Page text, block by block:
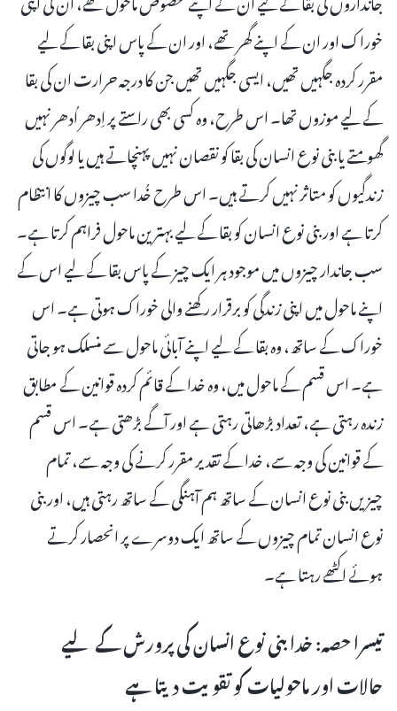
خوراک اور ان کے اپنے گھر تھے، اور ان کے پاس اپنی بقا کے لیے
مقرر کردہ جگہیں تھیں، ایسی جگہیں تھیں جن کا درجہ حرارت ان کی بقا
کے لیے موزوں تھا۔ اس طرح، وہ کسی بھی راستے پر اِدھر اُدھر نہیں
گھومتے یا بنی نوع انسان کی بقا کو نقصان نہیں پہنچاتے ہیں یا لوگوں کی
زندگیوں کو متاثر نہیں کرتے ہیں۔ اس طرح خُدا سب چیزوں کا انتظام
کرتا ہے اور بنی نوع انسان کو بقا کے لیے بہترین ماحول فراہم کرتا ہے۔
سب جاندار چیزوں میں موجود ہر ایک چیز کے پاس بقا کے لیے اس کے
اپنے ماحول میں اپنی زندگی کو برقرار رکھنے والی خوراک ہوتی ہے۔ اس
خوراک کے ساتھ، وہ بقا کے لیے اپنے آبائی ماحول سے منسلک ہو جاتی
ہے۔ اس قسم کے ماحول میں، وہ خدا کے قائم کردہ قوانین کے مطابق
زندہ رہتی ہے، تعداد بڑھاتی رہتی ہے اور آگے بڑھتی ہے۔ اس قسم
کے قوانین کی وجہ سے، خدا کے تقدیر مقرر کرنے کی وجہ سے، تمام
چیزیں بنی نوع انسان کے ساتھ ہم آہنگی کے ساتھ رہتی ہیں، اور بنی
نوع انسان تمام چیزوں کے ساتھ ایک دوسرے پر انحصار کرتے
ہوئے اکٹھے رہتا ہے۔
تیسرا حصہ: خدا بنی نوع انسان کی پرورش کے لیے
حالات اور ماحولیات کو تقویت دیتا ہے